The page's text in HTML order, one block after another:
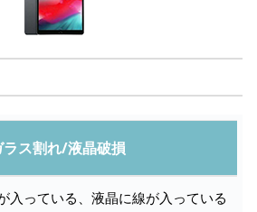
ラス割れ/液晶破損
入っている、液晶に線が入っている